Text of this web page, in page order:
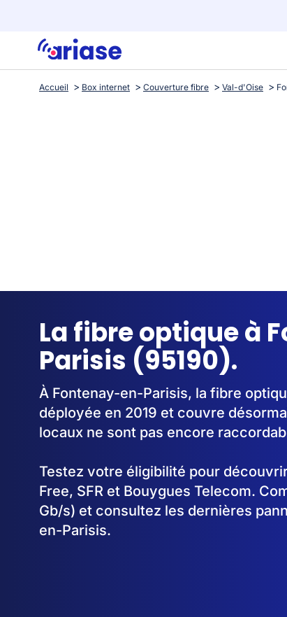
Accueil Box internet Couverture fibre Val-d'Oise
La fibre optique à
Parisis (95190).
À Fontenay-en-Parisis, la fibre
déployée en 2019 et couvre
locaux ne sont pas encore
Testez votre éligibilité pour
Free, SFR et Bouygues Telecom.
Gb/s) et consultez les dernières
en-Parisis.